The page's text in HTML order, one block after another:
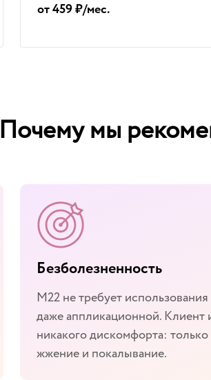
от 459 ₽/мес.
Почему мы
Безболезненность
М22 не требует использования
даже аппликационной. Клиент
никакого дискомфорта: только
жжение и покалывание.